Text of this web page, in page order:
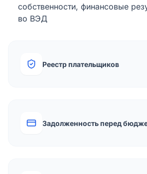
собственности, финансовые
во ВЭД
Реестр плательщиков
Задолженность перед